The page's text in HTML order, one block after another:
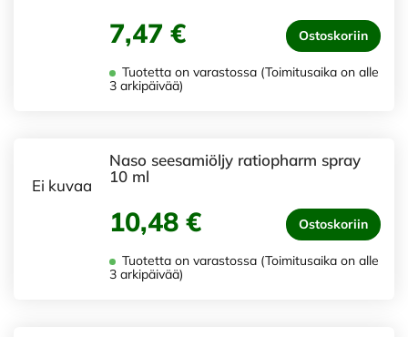
7,47 € Ostoskoriin
Tuotetta on varastossa (Toimitusaika on alle
3 arkipäivää)
Ei kuvaa
Naso seesamiöljy ratiopharm spray
10 ml
10,48 € Ostoskoriin
Tuotetta on varastossa (Toimitusaika on alle
3 arkipäivää)